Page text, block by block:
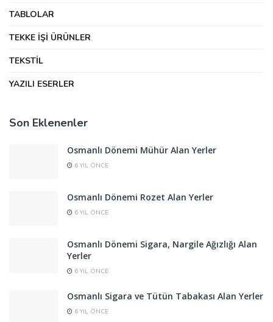
TABLOLAR
TEKKE İŞI ÜRÜNLER
TEKSTIL
YAZILI ESERLER
Son Eklenenler
Osmanlı Dönemi Mühür Alan Yerler
6 YIL ÖNCE
Osmanlı Dönemi Rozet Alan Yerler
6 YIL ÖNCE
Osmanlı Dönemi Sigara, Nargile Ağızlığı Alan
Yerler
6 YIL ÖNCE
Osmanlı Sigara ve Tütün Tabakası Alan Yerler
6 YIL ÖNCE